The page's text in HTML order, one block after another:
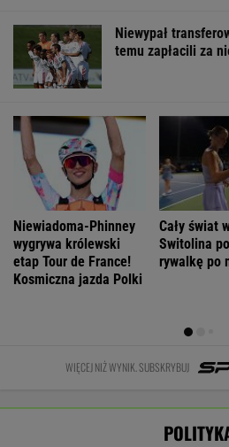
Niewypał
temu zapłacili za
Niewiadoma-Phinney
wygrywa królewski
etap Tour de France!
Kosmiczna jazda Polki
Cały świat
Switolina
rywalkę po
WIĘCEJ NIŻ WYNIK. SUBSKRYBUJ